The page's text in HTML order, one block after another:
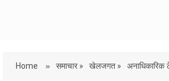
Home » समाचार » खेलजगत » अनाधिकारिक